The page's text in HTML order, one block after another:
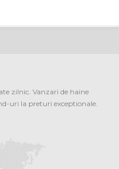
zilnic. Vanzari de haine
uri la preturi exceptionale.